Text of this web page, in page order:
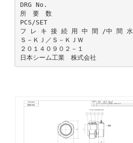
DRG No.
所 要 数
PCS/SET
フ レ キ 接 続 用 中 間 /中 間
Ｓ－ＫＪ／Ｓ－ＫＪＷ
２０１４０９０２－１